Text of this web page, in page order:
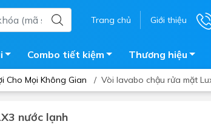
Trang chủ Giới thiệu
Combo tiết kiệm Thương hiệu
Cho Mọi Không Gian / Vòi lavabo chậu rửa mặt
nước lạnh